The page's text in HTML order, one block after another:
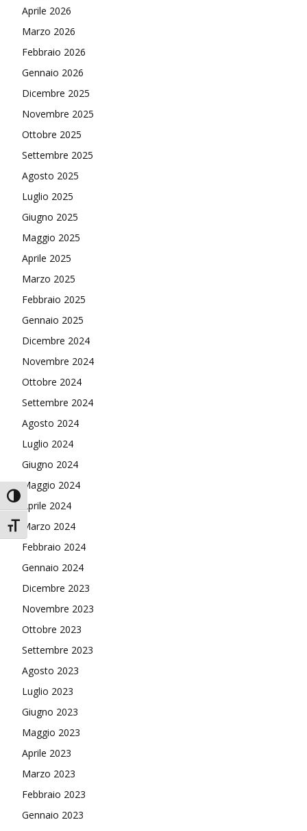
Attiva/disattiva alto contrasto
Attiva/disattiva dimensione testo
Aprile 2026
Marzo 2026
Febbraio 2026
Gennaio 2026
Dicembre 2025
Novembre 2025
Ottobre 2025
Settembre 2025
Agosto 2025
Luglio 2025
Giugno 2025
Maggio 2025
Aprile 2025
Marzo 2025
Febbraio 2025
Gennaio 2025
Dicembre 2024
Novembre 2024
Ottobre 2024
Settembre 2024
Agosto 2024
Luglio 2024
Giugno 2024
Maggio 2024
Aprile 2024
Marzo 2024
Febbraio 2024
Gennaio 2024
Dicembre 2023
Novembre 2023
Ottobre 2023
Settembre 2023
Agosto 2023
Luglio 2023
Giugno 2023
Maggio 2023
Aprile 2023
Marzo 2023
Febbraio 2023
Gennaio 2023